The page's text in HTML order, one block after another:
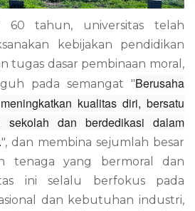
60 tahun, universitas telah
kebijakan pendidikan
tugas dasar pembinaan moral,
pada semangat "Berusaha
kualitas diri, bersatu
sekolah dan berdedikasi dalam
", dan membina sejumlah besar
tenaga yang bermoral dan
ini selalu berfokus pada
dan kebutuhan industri,